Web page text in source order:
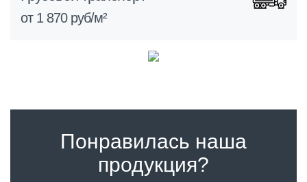
от 1 870 руб/м²
Понравилась наша
продукция?